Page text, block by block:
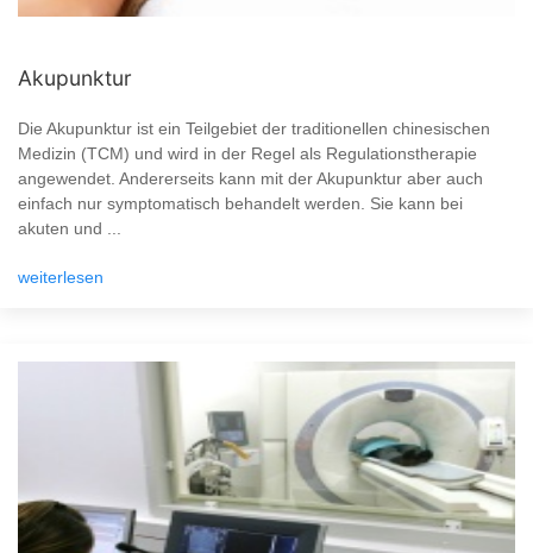
Akupunktur
Die Akupunktur ist ein Teilgebiet der traditionellen chinesischen
Medizin (TCM) und wird in der Regel als Regulationstherapie
angewendet. Andererseits kann mit der Akupunktur aber auch
einfach nur symptomatisch behandelt werden. Sie kann bei
akuten und ...
weiterlesen